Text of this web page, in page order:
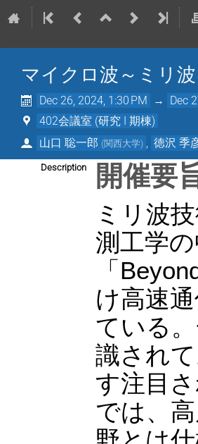
マイクロ波～ミリ
Dec 26, 2024, 1:30 PM → Dec
402会議室 (研究 I 期棟)
山口 聡一郎 (関西大学) 徳沢 季
Description 開催要
ミリ波
測工学
「
け高速
ている
識され
す注目
では、